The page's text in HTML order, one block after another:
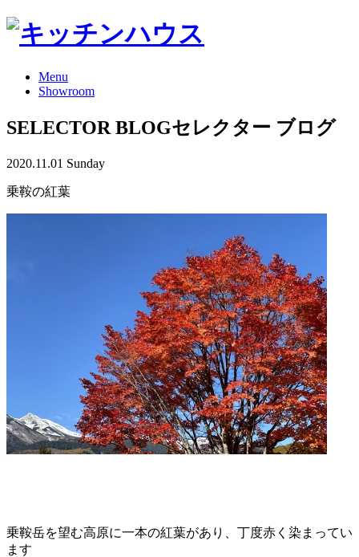
Menu
Showroom
SELECTOR BLOGセレクター ブログ
2020.11.01 Sunday
乗鞍の紅葉
乗鞍岳を望む高原に一本の紅葉があり、丁度赤く染まってい
ます